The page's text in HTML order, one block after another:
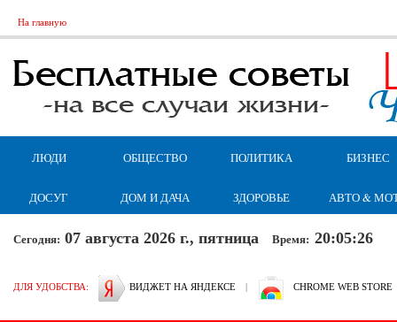
На главную
ЛЮДИ ОБЩЕСТВО ПОЛИТИКА БИЗНЕС
ДОСУГ ДОМ И ДАЧА ЗДОРОВЬЕ АВТО &
Сегодня: 07 августа 2026 г., пятница Время: 20:05:27
ДЛЯ УДОБСТВА: ВИДЖЕТ НА ЯНДЕКСЕ | CHROME WEB STORE